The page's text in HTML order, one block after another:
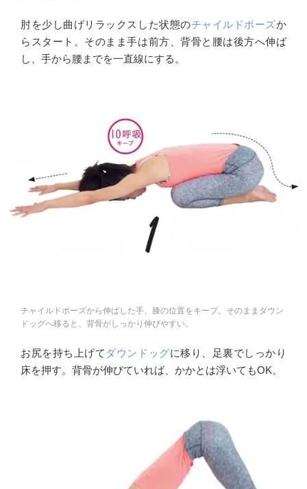
肘を少し曲げリラックスした状態のチャイルドポーズか
らスタート。そのまま手は前方、背骨と腰は後方へ伸ば
し、手から腰までを一直線にする。
チャイルドポーズから伸ばした手、膝の位置をキープ。そのままダウン
ドッグへ移ると、背骨がしっかり伸びやすい。
お尻を持ち上げて ダウンドッグに移り、足裏でしっかり
床を押す。背骨が伸びていれば、かかとは浮いてもOK。